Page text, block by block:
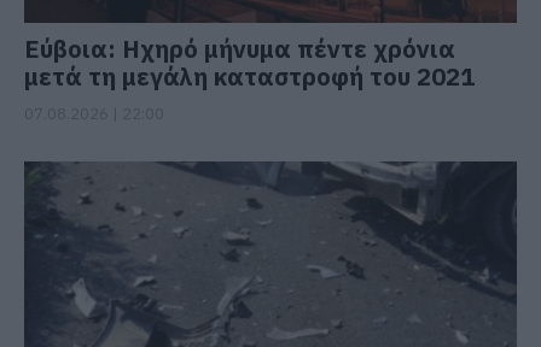
Εύβοια: Ηχηρό μήνυμα πέντε χρόνια
μετά τη μεγάλη καταστροφή του 2021